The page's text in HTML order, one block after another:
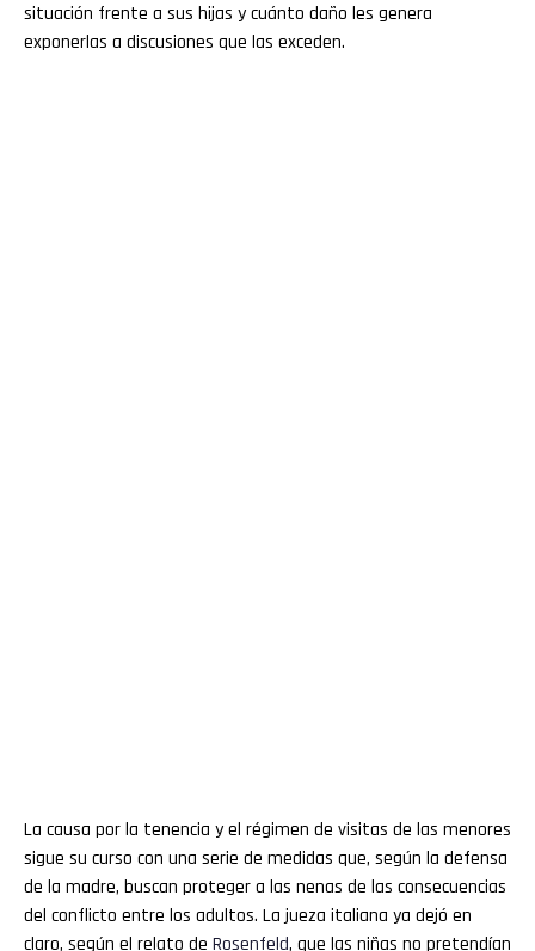
situación frente a sus hijas y cuánto daño les genera
exponerlas a discusiones que las exceden.
La causa por la tenencia y el régimen de visitas de las menores
sigue su curso con una serie de medidas que, según la defensa
de la madre, buscan proteger a las nenas de las consecuencias
del conflicto entre los adultos. La jueza italiana ya dejó en
claro, según el relato de Rosenfeld, que las niñas no pretendían